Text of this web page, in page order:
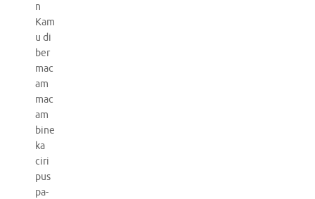
n
Kam
u di
ber
mac
am
mac
am
bine
ka
ciri
pus
pa-